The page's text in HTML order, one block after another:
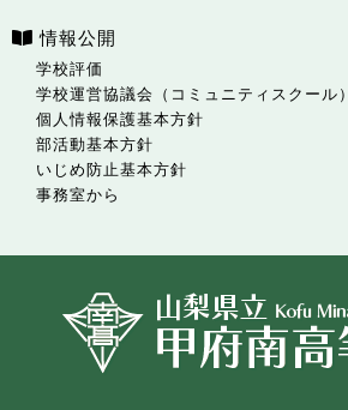
情報公開
学校評価
学校運営協議会（コミュニティスクール）
個人情報保護基本方針
部活動基本方針
いじめ防止基本方針
事務室から